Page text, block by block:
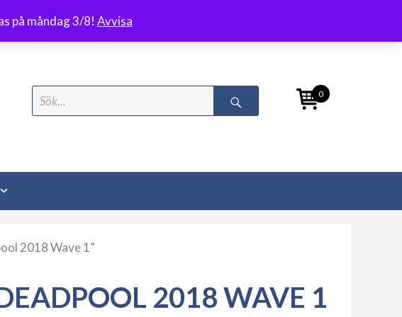
på måndag 3/8! Avvisa
Search
for:
0
2018 Wave 1”
2018 WAVE 1